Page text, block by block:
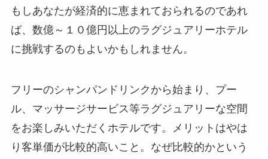
もしあなたが経済的に恵まれておられるのであれ
ば、数億～１０億円以上のラグジュアリーホテル
に挑戦するのもよいかもしれません。
フリーのシャンパンドリンクから始まり、プー
ル、マッサージサービス等ラグジュアリーな空間
をお楽しみいただくホテルです。メリットはやは
り客単価が比較的高いこと。なぜ比較的かという